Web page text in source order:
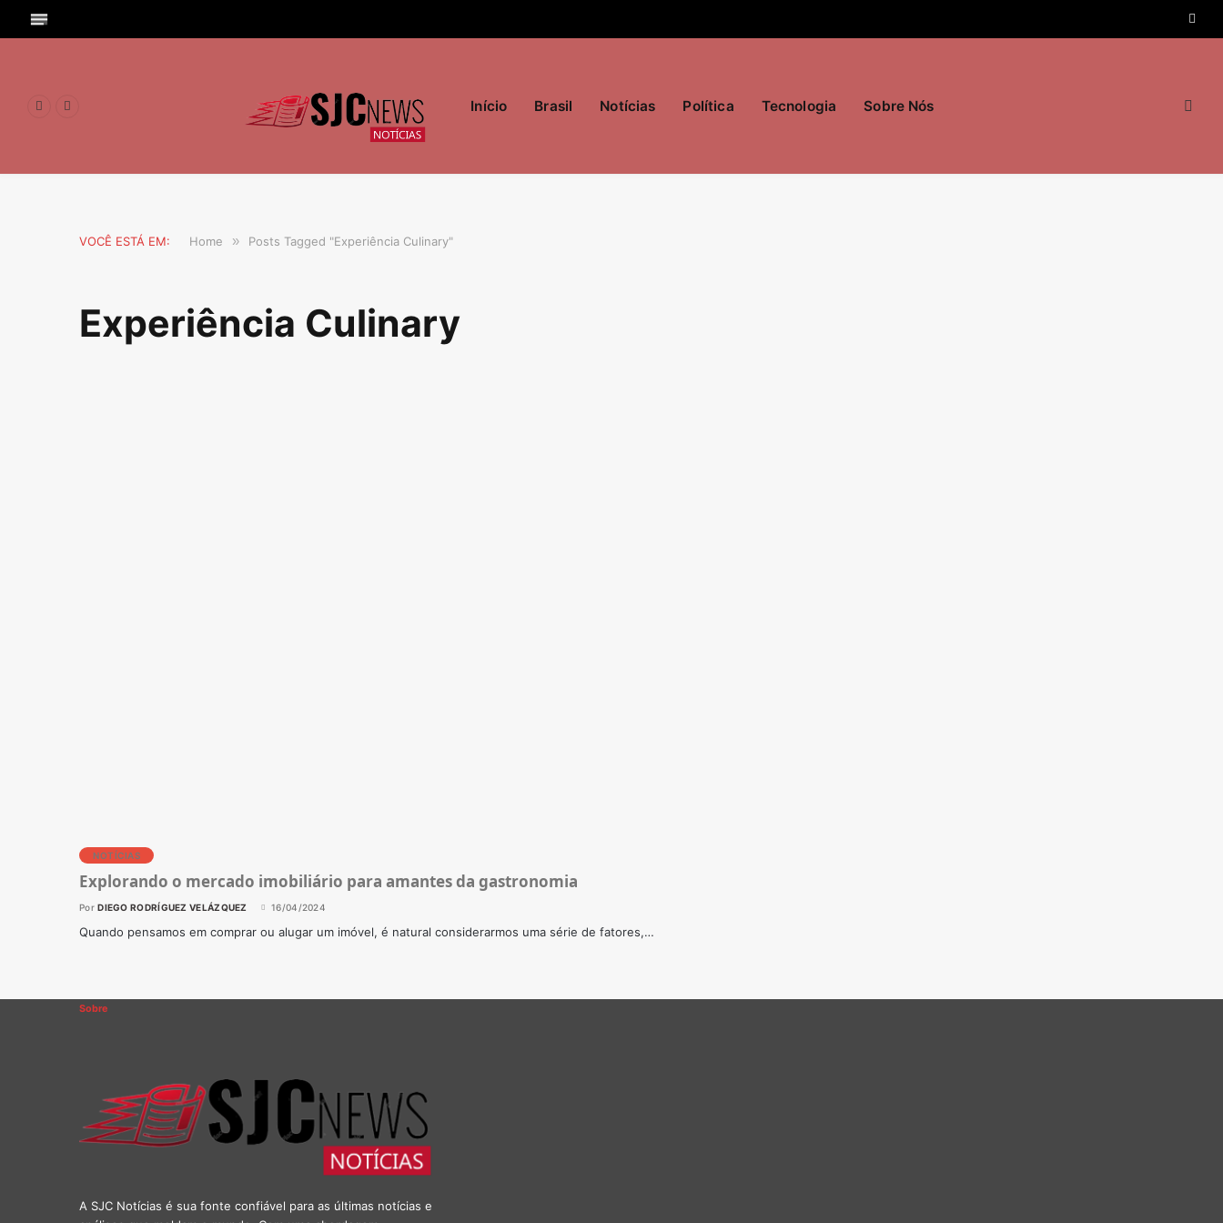
FacebookInstagram Início Brasil Notícias Política Tecnologia Sobre Nós
VOCÊ ESTÁ EM: Home » Posts Tagged "Experiência Culinary"
Experiência Culinary
NOTÍCIAS
Explorando o mercado imobiliário para amantes da gastronomia
Por DIEGO RODRÍGUEZ VELÁZQUEZ 16/04/2024
Quando pensamos em comprar ou alugar um imóvel, é natural considerarmos uma série de fatores,…
Sobre
A SJC Notícias é sua fonte confiável para as últimas notícias e